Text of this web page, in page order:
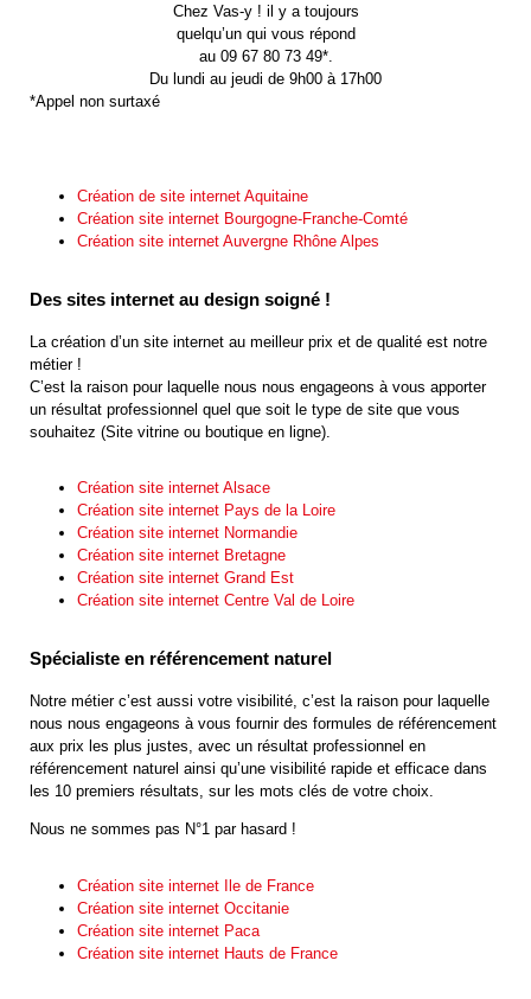
Chez Vas-y ! il y a toujours
quelqu’un qui vous répond
au 09 67 80 73 49*.
Du lundi au jeudi de 9h00 à 17h00
*Appel non surtaxé
Création de site internet Aquitaine
Création site internet Bourgogne-Franche-Comté
Création site internet Auvergne Rhône Alpes
Des sites internet au design soigné !
La création d’un site internet au meilleur prix et de qualité est notre
métier !
C’est la raison pour laquelle nous nous engageons à vous apporter
un résultat professionnel quel que soit le type de site que vous
souhaitez (Site vitrine ou boutique en ligne).
Création site internet Alsace
Création site internet Pays de la Loire
Création site internet Normandie
Création site internet Bretagne
Création site internet Grand Est
Création site internet Centre Val de Loire
Spécialiste en référencement naturel
Notre métier c’est aussi votre visibilité, c’est la raison pour laquelle
nous nous engageons à vous fournir des formules de référencement
aux prix les plus justes, avec un résultat professionnel en
référencement naturel ainsi qu’une visibilité rapide et efficace dans
les 10 premiers résultats, sur les mots clés de votre choix.
Nous ne sommes pas N°1 par hasard !
Création site internet Ile de France
Création site internet Occitanie
Création site internet Paca
Création site internet Hauts de France